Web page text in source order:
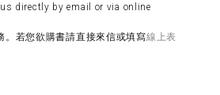
directly by email or via online
。若您欲購書請直接來信或填寫線上表